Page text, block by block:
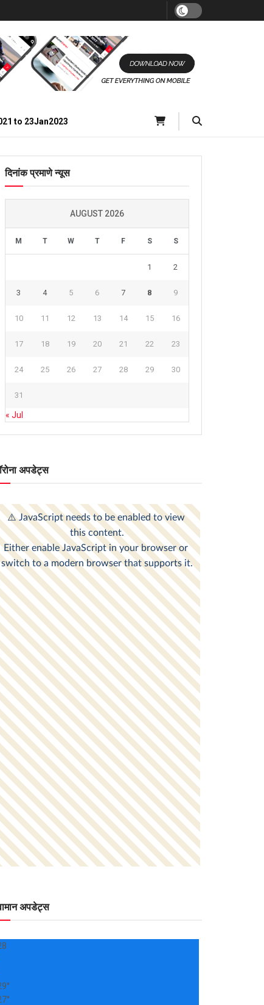
to 23Jan2023
दिनांक प्रमाणे न्यूस
AUGUST 2026
M T W T F S S
1 2
3 4 5 6 7 8 9
10 11 12 13 14 15 16
17 18 19 20 21 22 23
24 25 26 27 28 29 30
31
« Jul
अपडेट्स
अपडेट्स